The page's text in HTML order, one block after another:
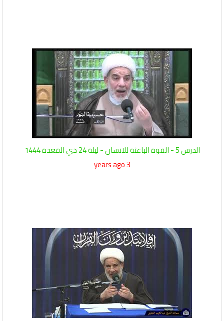
الدرس 5 - القوة الباعثة للانسان - ليلة 24 ذي القعدة 1444
3 years ago